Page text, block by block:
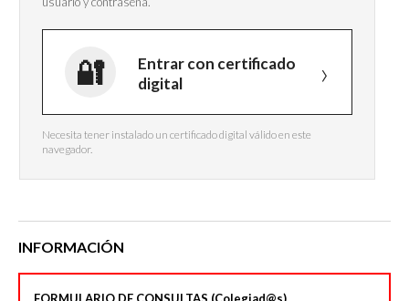
Entrar con certificado
digital
Necesita tener instalado un certificado digital válido en este
navegador.
INFORMACIÓN